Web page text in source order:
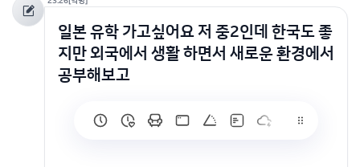
일본 유학 가고싶어요 저 중2인데 한국도 좋
지만 외국에서 생활 하면서 새로운 환경에서
공부해보고